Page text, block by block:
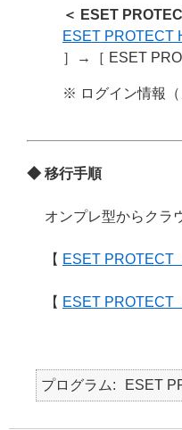
＜ ESET
ESET PROTECT
］→［ ESET
※ ログイン情報（
◆ 移行手順
オンプレ型からクラ
【 ESET PROTECT
【 ESET PROTECT
プログラム ESET